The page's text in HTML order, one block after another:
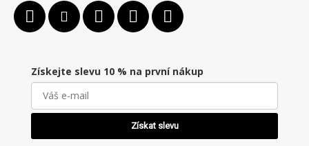
Získejte slevu 10 % na první nákup
Získat slevu